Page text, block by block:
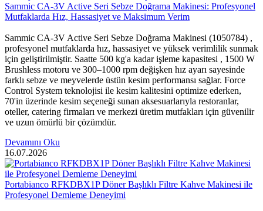
Sammic CA-3V Active Seri Sebze Doğrama Makinesi: Profesyonel
Mutfaklarda Hız, Hassasiyet ve Maksimum Verim
Sammic CA-3V Active Seri Sebze Doğrama Makinesi (1050784) ,
profesyonel mutfaklarda hız, hassasiyet ve yüksek verimlilik sunmak
için geliştirilmiştir. Saatte 500 kg'a kadar işleme kapasitesi , 1500 W
Brushless motoru ve 300–1000 rpm değişken hız ayarı sayesinde
farklı sebze ve meyvelerde üstün kesim performansı sağlar. Force
Control System teknolojisi ile kesim kalitesini optimize ederken,
70'in üzerinde kesim seçeneği sunan aksesuarlarıyla restoranlar,
oteller, catering firmaları ve merkezi üretim mutfakları için güvenilir
ve uzun ömürlü bir çözümdür.
Devamını Oku
16.07.2026
Portabianco RFKDBX1P Döner Başlıklı Filtre Kahve Makinesi ile
Profesyonel Demleme Deneyimi